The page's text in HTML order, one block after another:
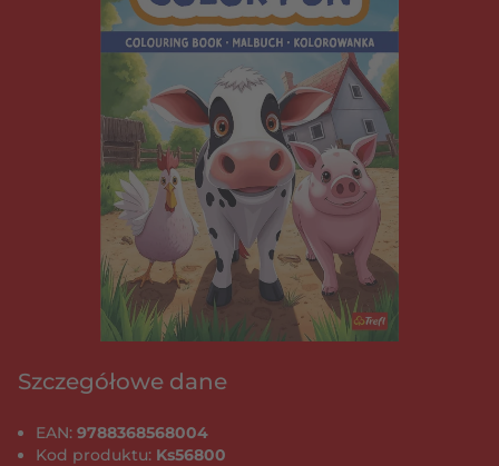
Szczegółowe dane
EAN: 9788368568004
Kod produktu: Ks56800